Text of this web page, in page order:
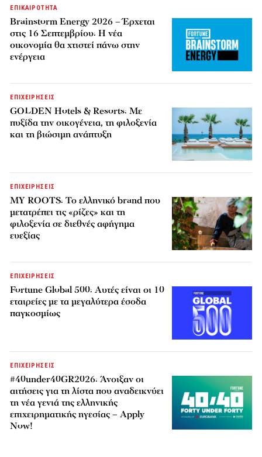
ΕΠΙΚΑΙΡΟΤΗΤΑ
Brainstorm Energy 2026 – Έρχεται
στις 16 Σεπτεμβρίου: Η νέα
οικονομία θα χτιστεί πάνω στην
ενέργεια
ΕΠΙΧΕΙΡΗΣΕΙΣ
GOLDEN Hotels & Resorts: Με
πυξίδα την οικογένεια, τη φιλοξενία
και τη βιώσιμη ανάπτυξη
ΕΠΙΧΕΙΡΗΣΕΙΣ
MY ROOTS: Το ελληνικό brand που
μετατρέπει τις «ρίζες» και τη
φιλοξενία σε διεθνές αφήγημα
ευεξίας
ΕΠΙΧΕΙΡΗΣΕΙΣ
Fortune Global 500: Αυτές είναι οι 10
εταιρείες με τα μεγαλύτερα έσοδα
παγκοσμίως
ΕΠΙΧΕΙΡΗΣΕΙΣ
#40under40GR2026: Άνοιξαν οι
αιτήσεις για τη λίστα που αναδεικνύει
τη νέα γενιά της ελληνικής
επιχειρηματικής ηγεσίας – Apply
Now!